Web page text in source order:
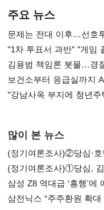
주요 뉴스
문제는 전대 이후…선호
불복'
"1차 투표서 과반" "게임
김용범 책임론 봇물…경
보건소부터 응급실까지
"강남사옥 부지에 청년
많이 본 뉴스
(정기여론조사)②당심·
(정기여론조사)①당심,
지지도 '50% 아래로'(종
삼성 Z8 역대급 ‘흥행’
대전’
삼전닉스 “주주환원 확